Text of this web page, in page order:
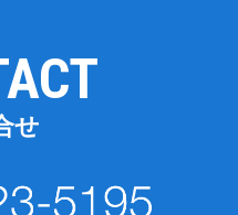
せ